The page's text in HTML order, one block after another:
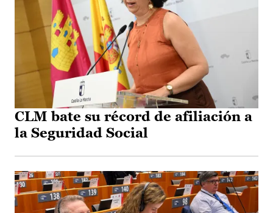
CLM bate su récord de afiliación a
la Seguridad Social